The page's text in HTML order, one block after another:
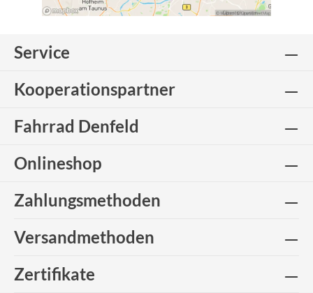
Service
Kooperationspartner
Fahrrad Denfeld
Onlineshop
Zahlungsmethoden
Versandmethoden
Zertifikate